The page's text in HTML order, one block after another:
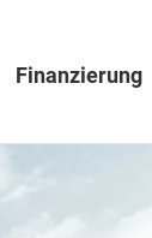
Finanzierung